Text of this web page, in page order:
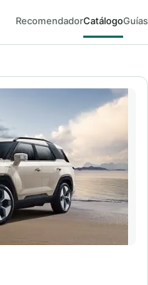
RecomendadorCatálogoGuías